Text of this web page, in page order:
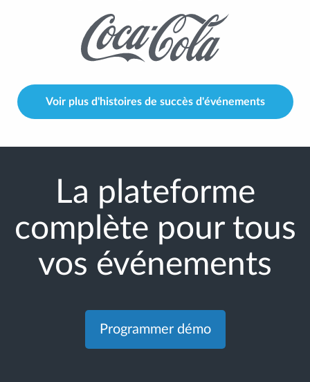
Voir plus d'histoires de succès d'événements
La plateforme
complète pour tous
vos événements
Programmer démo